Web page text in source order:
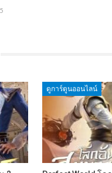
ดูการ์ตูนออนไลน์